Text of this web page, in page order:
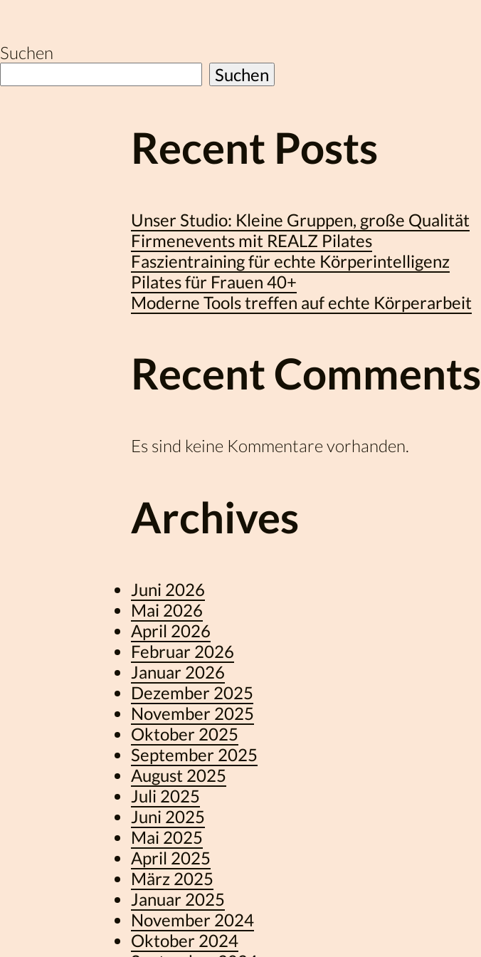
Suchen
Suchen
Recent Posts
Unser Studio: Kleine Gruppen, große Qualität
Firmenevents mit REALZ Pilates
Faszientraining für echte Körperintelligenz
Pilates für Frauen 40+
Moderne Tools treffen auf echte Körperarbeit
Recent Comments
Es sind keine Kommentare vorhanden.
Archives
Juni 2026
Mai 2026
April 2026
Februar 2026
Januar 2026
Dezember 2025
November 2025
Oktober 2025
September 2025
August 2025
Juli 2025
Juni 2025
Mai 2025
April 2025
März 2025
Januar 2025
November 2024
Oktober 2024